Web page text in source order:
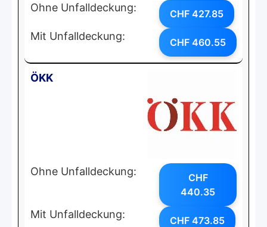
Ohne Unfalldeckung: CHF 427.85
Mit Unfalldeckung: CHF 460.55
ÖKK
Ohne Unfalldeckung:
CHF
440.35
Mit Unfalldeckung: CHF 473.85